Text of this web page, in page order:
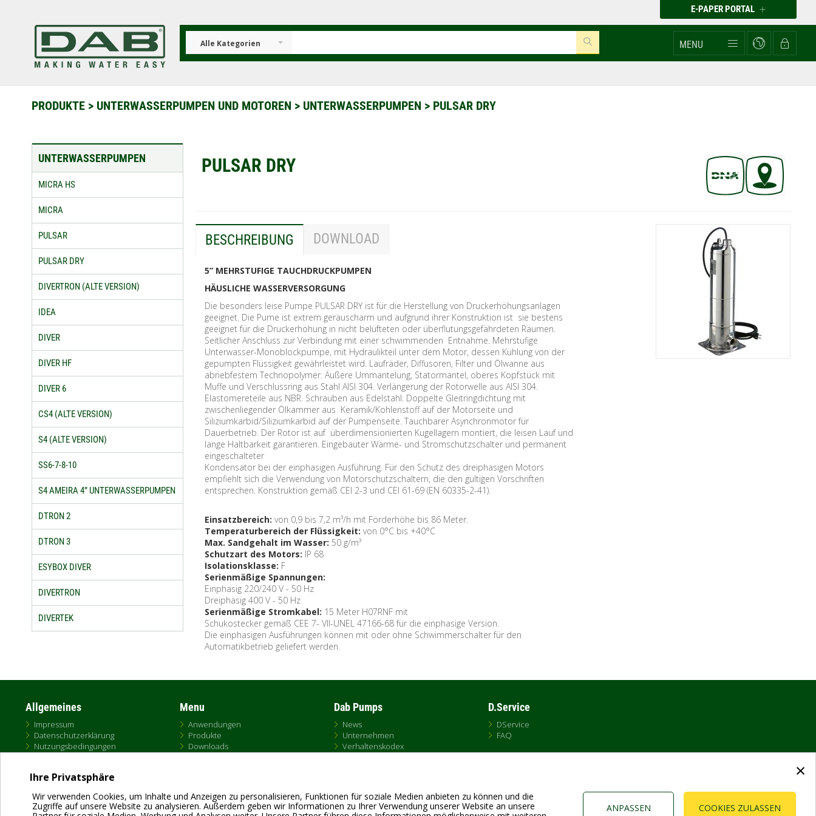
×
Ihre Privatsphäre
Wir verwenden Cookies, um Inhalte und Anzeigen zu personalisieren, Funktionen für soziale Medien anbieten zu können und die
Zugriffe auf unsere Website zu analysieren. Außerdem geben wir Informationen zu Ihrer Verwendung unserer Website an unsere
COOKIES ZULASSEN
ANPASSEN
E-PAPER PORTAL
Alle Kategorien MENU
PRODUKTE > UNTERWASSERPUMPEN UND MOTOREN > UNTERWASSERPUMPEN > PULSAR DRY
UNTERWASSERPUMPEN
MICRA HS
MICRA
PULSAR
PULSAR DRY
DIVERTRON (ALTE VERSION)
IDEA
DIVER
DIVER HF
DIVER 6
CS4 (ALTE VERSION)
S4 (ALTE VERSION)
SS6-7-8-10
S4 AMEIRA 4” UNTERWASSERPUMPEN
DTRON 2
DTRON 3
ESYBOX DIVER
DIVERTRON
DIVERTEK
PULSAR DRY
BESCHREIBUNG DOWNLOAD
5” MEHRSTUFIGE TAUCHDRUCKPUMPEN
HÄUSLICHE WASSERVERSORGUNG
Die besonders leise Pumpe PULSAR DRY ist für die Herstellung von Druckerhöhungsanlagen
geeignet. Die Pume ist extrem geräuscharm und aufgrund ihrer Konstruktion ist sie bestens
geeignet für die Druckerhöhung in nicht belüfteten oder überflutungsgefährdeten Räumen.
Seitlicher Anschluss zur Verbindung mit einer schwimmenden Entnahme. Mehrstufige
Unterwasser-Monoblockpumpe, mit Hydraulikteil unter dem Motor, dessen Kühlung von der
gepumpten Flüssigkeit gewährleistet wird. Laufräder, Diffusoren, Filter und Ölwanne aus
abriebfestem Technopolymer. Äußere Ummantelung, Statormantel, oberes Kopfstück mit
Muffe und Verschlussring aus Stahl AISI 304. Verlängerung der Rotorwelle aus AISI 304.
Elastomereteile aus NBR. Schrauben aus Edelstahl. Doppelte Gleitringdichtung mit
zwischenliegender Ölkammer aus Keramik/Kohlenstoff auf der Motorseite und
Siliziumkarbid/Siliziumkarbid auf der Pumpenseite. Tauchbarer Asynchronmotor für
Dauerbetrieb. Der Rotor ist auf überdimensionierten Kugellagern montiert, die leisen Lauf und
lange Haltbarkeit garantieren. Eingebauter Wärme- und Stromschutzschalter und permanent
eingeschalteter
Kondensator bei der einphasigen Ausführung. Für den Schutz des dreiphasigen Motors
empfiehlt sich die Verwendung von Motorschutzschaltern, die den gültigen Vorschriften
entsprechen. Konstruktion gemäß CEI 2-3 und CEI 61-69 (EN 60335-2-41).
Einsatzbereich: von 0,9 bis 7,2 m³/h mit Förderhöhe bis 86 Meter.
Temperaturbereich der Flüssigkeit: von 0°C bis +40°C
Max. Sandgehalt im Wasser: 50 g/m³
Schutzart des Motors: IP 68
Isolationsklasse: F
Serienmäßige Spannungen:
Einphasig 220/240 V - 50 Hz
Dreiphasig 400 V - 50 Hz
Serienmäßige Stromkabel: 15 Meter H07RNF mit
Schukostecker gemäß CEE 7- VII-UNEL 47166-68 für die einphasige Version.
Die einphasigen Ausführungen können mit oder ohne Schwimmerschalter für den
Automatikbetrieb geliefert werden.
Allgemeines
Impressum
Datenschutzerklärung
Nutzungsbedingungen
Menu
Anwendungen
Produkte
Downloads
Dab Pumps
News
Unternehmen
Verhaltenskodex
D.Service
DService
FAQ